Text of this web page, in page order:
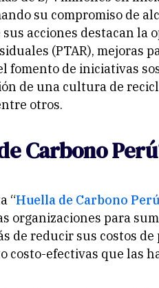
su compromiso de
acciones destacan la
(PTAR), mejoras
fomento de iniciativas
de una cultura de
otros.
Carbono
“Huella de Carbono Perú
organizaciones para
de reducir sus costos
costo-efectivas que las